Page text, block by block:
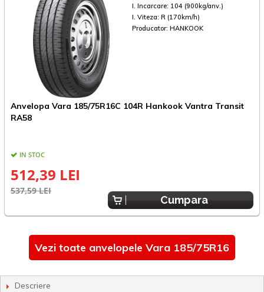
I. Incarcare: 104 (900kg/anv.)
I. Viteza: R (170km/h)
Producator: HANKOOK
Anvelopa Vara 185/75R16C 104R Hankook Vantra Transit
RA58
IN STOC
512,39 LEI
537,59 LEI
Cumpara
Vezi toate anvelopele Vara 185/75R16
Descriere